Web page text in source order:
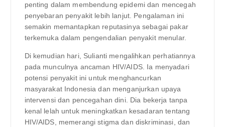
penting dalam membendung epidemi dan mencegah
penyebaran penyakit lebih lanjut. Pengalaman ini
semakin memantapkan reputasinya sebagai pakar
terkemuka dalam pengendalian penyakit menular.
Di kemudian hari, Sulianti mengalihkan perhatiannya
pada munculnya ancaman HIV/AIDS. Ia menyadari
potensi penyakit ini untuk menghancurkan
masyarakat Indonesia dan menganjurkan upaya
intervensi dan pencegahan dini. Dia bekerja tanpa
kenal lelah untuk meningkatkan kesadaran tentang
HIV/AIDS, memerangi stigma dan diskriminasi, dan